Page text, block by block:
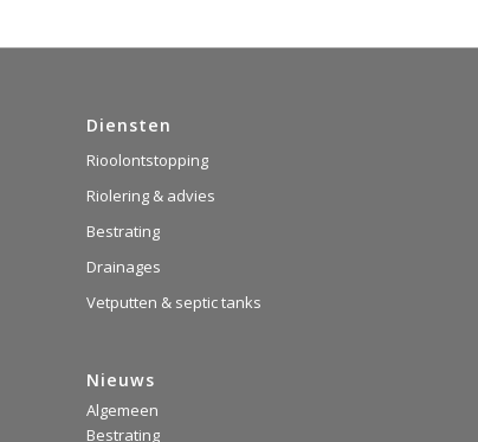
Diensten
Rioolontstopping
Riolering & advies
Bestrating
Drainages
Vetputten & septic tanks
Nieuws
Algemeen
Bestrating